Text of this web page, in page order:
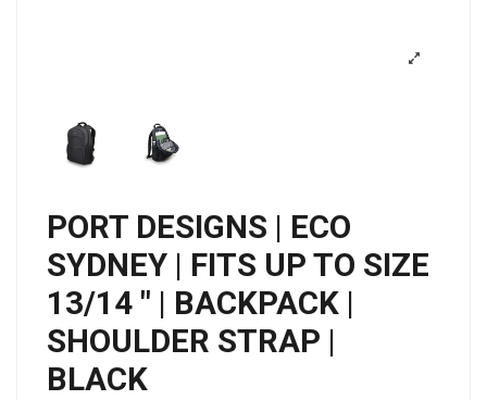
PORT DESIGNS | ECO
SYDNEY | FITS UP TO SIZE
13/14 " | BACKPACK |
SHOULDER STRAP |
BLACK